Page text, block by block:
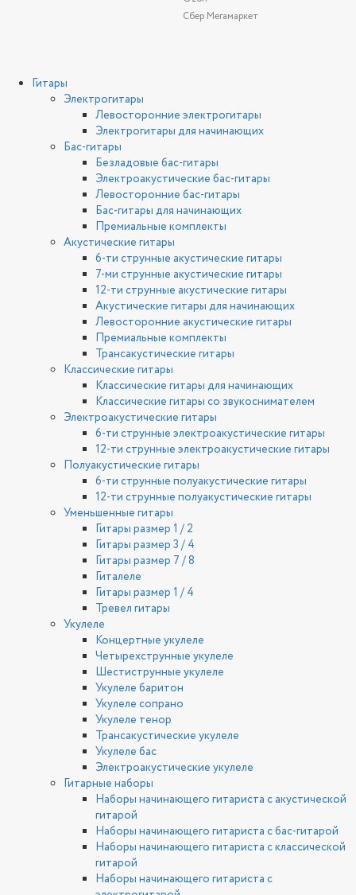
Сбер Мегамаркет
Гитары
Электрогитары
Левосторонние электрогитары
Электрогитары для начинающих
Бас-гитары
Безладовые бас-гитары
Электроакустические бас-гитары
Левосторонние бас-гитары
Бас-гитары для начинающих
Премиальные комплекты
Акустические гитары
6-ти струнные акустические гитары
7-ми струнные акустические гитары
12-ти струнные акустические гитары
Акустические гитары для начинающих
Левосторонние акустические гитары
Премиальные комплекты
Трансакустические гитары
Классические гитары
Классические гитары для начинающих
Классические гитары со звукоснимателем
Электроакустические гитары
6-ти струнные электроакустические гитары
12-ти струнные электроакустические гитары
Полуакустические гитары
6-ти струнные полуакустические гитары
12-ти струнные полуакустические гитары
Уменьшенные гитары
Гитары размер 1 / 2
Гитары размер 3 / 4
Гитары размер 7 / 8
Гиталеле
Гитары размер 1 / 4
Тревел гитары
Укулеле
Концертные укулеле
Четырехструнные укулеле
Шестиструнные укулеле
Укулеле баритон
Укулеле сопрано
Укулеле тенор
Трансакустические укулеле
Укулеле бас
Электроакустические укулеле
Гитарные наборы
Наборы начинающего гитариста с акустической
гитарой
Наборы начинающего гитариста с бас-гитарой
Наборы начинающего гитариста с классической
гитарой
Наборы начинающего гитариста с